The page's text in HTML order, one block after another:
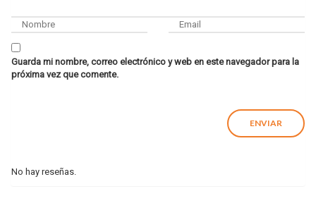
Guarda mi nombre, correo electrónico y web en este navegador para la
próxima vez que comente.
No hay reseñas.